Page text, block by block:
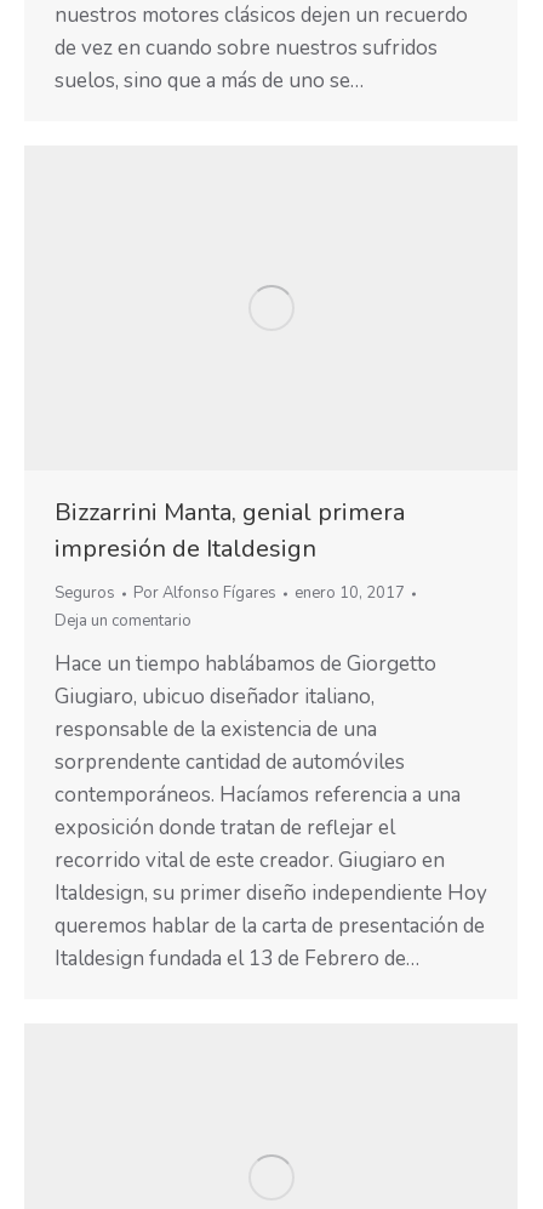
nuestros motores clásicos dejen un recuerdo
de vez en cuando sobre nuestros sufridos
suelos, sino que a más de uno se…
Bizzarrini Manta, genial primera
impresión de Italdesign
Seguros PorAlfonso Fígares
enero 10, 2017
Deja un comentario
Hace un tiempo hablábamos de Giorgetto
Giugiaro, ubicuo diseñador italiano,
responsable de la existencia de una
sorprendente cantidad de automóviles
contemporáneos. Hacíamos referencia a una
exposición donde tratan de reflejar el
recorrido vital de este creador. Giugiaro en
Italdesign, su primer diseño independiente Hoy
queremos hablar de la carta de presentación de
Italdesign fundada el 13 de Febrero de…